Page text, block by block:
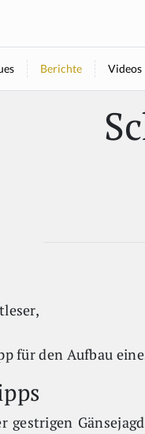
Berichte Videos
für den Aufbau
gestrigen